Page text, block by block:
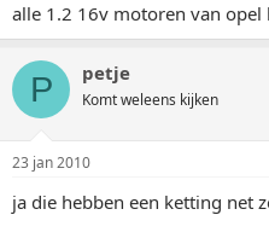
alle 1.2 16v motoren van opel
P petje
Komt weleens kijken
23 jan 2010
ja die hebben een ketting net